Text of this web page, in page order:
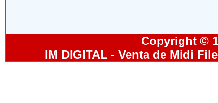
Copyright ©
IM DIGITAL - Venta de Midi